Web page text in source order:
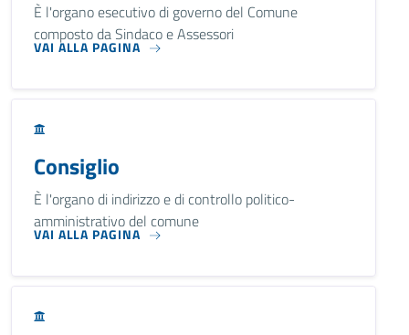
È l'organo esecutivo di governo del Comune
composto da Sindaco e Assessori
VAI ALLA PAGINA
Consiglio
È l'organo di indirizzo e di controllo politico-
amministrativo del comune
VAI ALLA PAGINA